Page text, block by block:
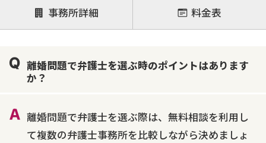
注力案件
離婚前相談
離婚調停
離婚裁判
不貞・不倫慰謝料請求
国際離婚
養育費問題
財産分与
事務所詳細 料金表
離婚問題で弁護士を選ぶ時のポイントはあります
か？
離婚問題で弁護士を選ぶ際は、無料相談を利用し
て複数の弁護士事務所を比較しながら決めましょ